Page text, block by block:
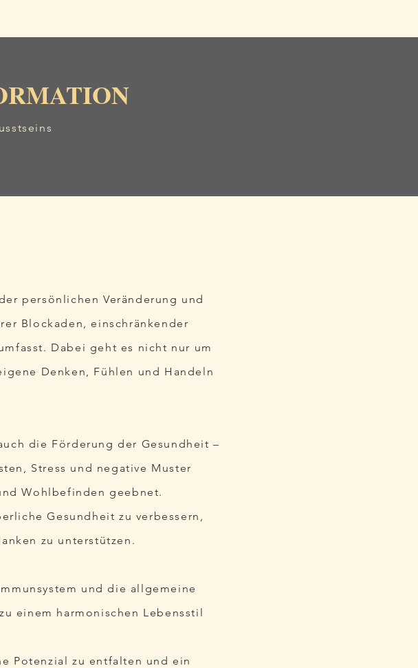
persönlichen Veränderung und
Blockaden, einschränkender
Dabei geht es nicht nur um
Denken, Fühlen und Handeln
die Förderung der Gesundheit –
Stress und negative Muster
Wohlbefinden geebnet.
Gesundheit zu verbessern,
zu unterstützen.
und die allgemeine
einem harmonischen Lebensstil
Potenzial zu entfalten und ein